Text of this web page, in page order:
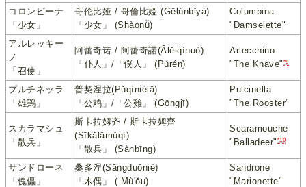
コロンビーナ
「少女」
哥伦比娅 / 哥倫比婭 (Gēlúnbǐyà)
「少女」 (Shàonǚ)
Columbina
"Damselette"
アルレッキー
ノ
「召使」
阿蕾奇诺 / 阿蕾奇諾(Ālěiqínuò)
「仆人」/「僕人」 (Púrén)
Arlecchino
"The Knave" *9
プルチネッラ
「雄鶏」
普契涅拉(Pǔqìnièlā)
「公鸡」/「公雞」 (Gōngjī)
Pulcinella
"The Rooster"
スカラマシュ
「散兵」
斯卡拉姆齐 / 斯卡拉姆齊
(Sīkǎlāmǔqí)
「散兵」 (Sànbīng)
Scaramouche
"Balladeer" *10
サンドローネ
「傀儡」
桑多涅(Sāngduōniè)
「木偶」 ( Mù'ǒu)
Sandrone
"Marionette"